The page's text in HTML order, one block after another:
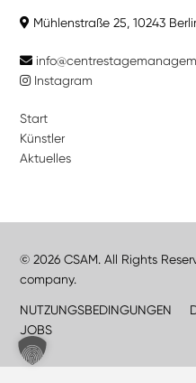
Mühlenstraße 25, 10243
Instagram
Start
Künstler
Aktuelles
© 2026 CSAM. All Rights
company.
NUTZUNGSBEDINGUNGEN
JOBS